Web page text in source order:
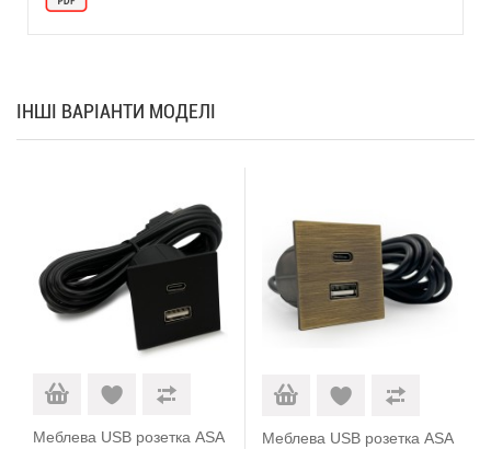
ІНШІ ВАРІАНТИ МОДЕЛІ
Меблева USB розетка ASA
Меблева USB розетка ASA